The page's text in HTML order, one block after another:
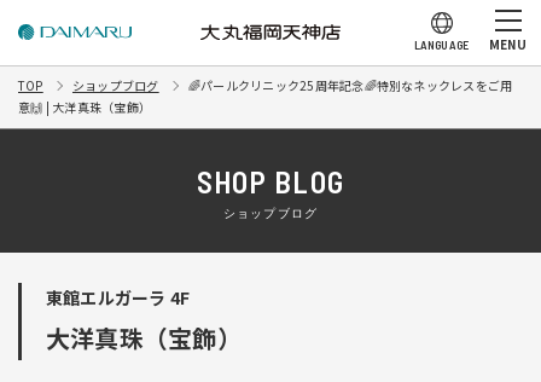
LANGUAGE MENU
TOP ショップブログ
🌈パールクリニック25周年記念🌈特別なネックレスをご用
意🙌 | 大洋真珠（宝飾）
SHOP BLOG
ショップブログ
東館エルガーラ 4F
大洋真珠（宝飾）